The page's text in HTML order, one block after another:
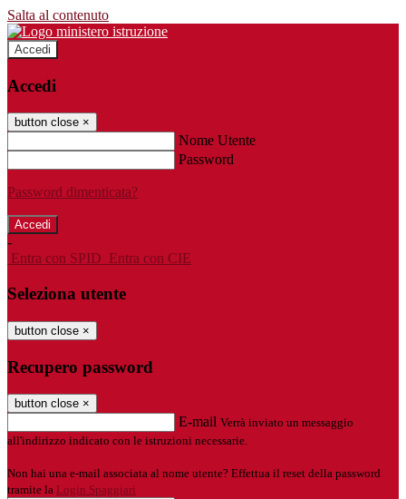
Salta al contenuto
Accedi
Accedi
button close ×
Nome Utente
Password
Password dimenticata?
-
Entra con SPID Entra con CIE
Seleziona utente
button close ×
Recupero password
button close ×
E-mail Verrà inviato un messaggio
all'indirizzo indicato con le istruzioni necessarie.
Non hai una e-mail associata al nome utente? Effettua il reset della password
tramite la Login Spaggiari